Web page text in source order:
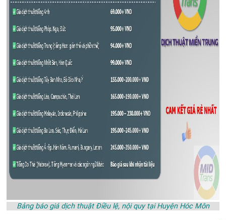
Bảng báo giá dịch thuật Điều lệ, nội quy tại Huyện Hóc Môn